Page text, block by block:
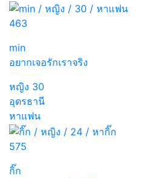
463
min
อยากเจอรักเราจริง
หญิง 30
อุดรธานี
หาแฟน
575
กิ๊ก